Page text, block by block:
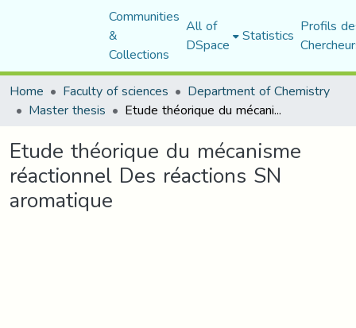
Communities
&
Collections
All of
DSpace Statistics Profils
Home
Faculty of sciences Department of Chemistry
Master thesis Etude théorique du mécanisme réactionnel Des réactions SN aromatique
Etude théorique du mécanisme
réactionnel Des réactions SN
aromatique